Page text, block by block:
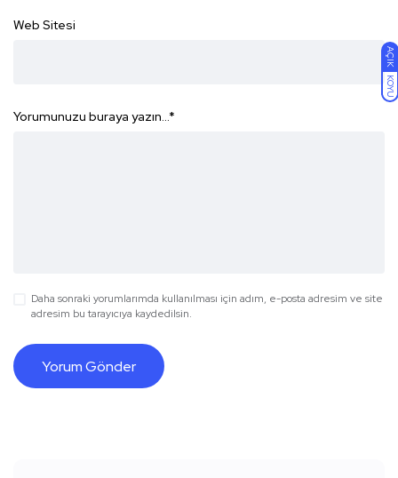
AÇIK
KOYU
Web Sitesi
Yorumunuzu buraya yazın...*
Daha sonraki yorumlarımda kullanılması için adım, e-posta adresim ve site
adresim bu tarayıcıya kaydedilsin.